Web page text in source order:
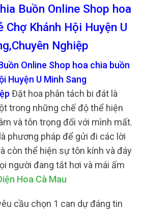
Buồn Online Shop hoa
Chợ Khánh Hội Huyện U
Nghiệp
Online Shop hoa chia buồn
Huyện U Minh Sang
Đặt hoa phân tách bi đát là
trong những chế độ thể hiện
và tôn trọng đối với mình mất.
phương pháp để gửi đi các lời
còn thể hiện sự tôn kính và đáy
người đang tắt hơi và mái ấm
Hoa Cà Mau
cầu chọn 1 can dự đáng tin